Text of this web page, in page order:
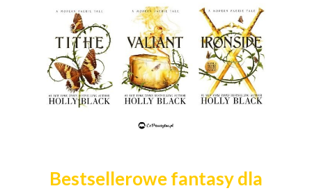
Bestsellerowe fantasy dla